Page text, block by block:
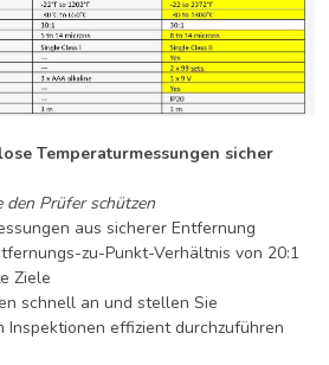
Temperaturmessungen sicher
den Prüfer schützen
aus sicherer Entfernung
zu-Punkt-Verhältnis von 20:1
Ziele
schnell an und stellen Sie
Inspektionen effizient durchzuführen